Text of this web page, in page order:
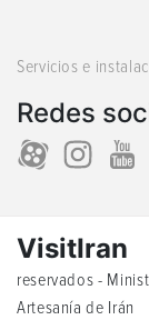
Servicios e
Redes
VisitIran
reservados -
Artesanía de Irán